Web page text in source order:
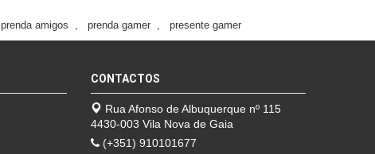
prenda amigos prenda gamer presente gamer
CONTACTOS
Rua Afonso de Albuquerque nº 115
4430-003 Vila Nova de Gaia
(+351) 910101677